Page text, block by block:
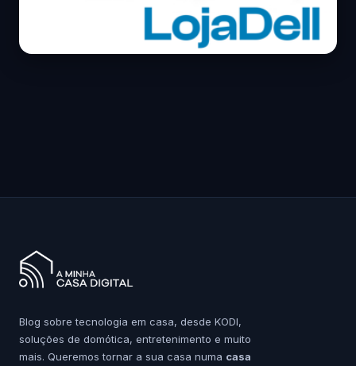
Blog sobre tecnologia em casa, desde KODI,
soluções de domótica, entretenimento e muito
mais. Queremos tornar a sua casa numa casa